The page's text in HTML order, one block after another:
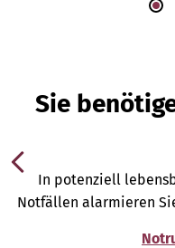
Sie
In potenziell
Notfällen alarmieren